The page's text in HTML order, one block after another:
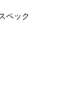
ペック